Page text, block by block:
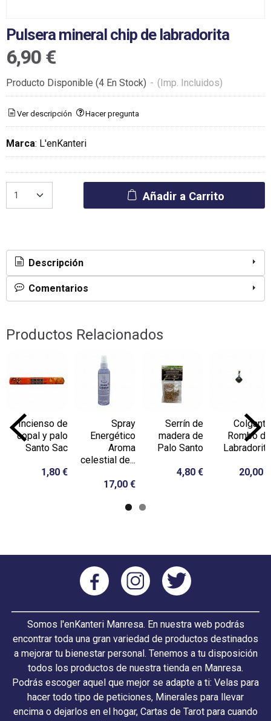
Pulsera mineral chip de labradorita
6,90 €
Producto Disponible (4 En Stock) - (Imp. Incluidos)
Ver descripción Hacer pregunta
Marca: L'enKanteri
Añadir a Carrito
Descripción
Comentarios
Productos Relacionados
Incienso de
copal y palo
Santo Sac
1,80 €
Spray
Energético
Aroma
celestial de...
17,00 €
Serrín de
madera de
Palo Santo
4,80 €
Colgante
Rombo de
Labradorita
20,00 €
Somos l'enKanteri Manresa. En nuestra web podrás
encontrar toda una gran variedad de productos destinados
a mejorar tu bienestar personal. Tenemos a tu disposición
todos los productos de nuestra tienda en Manresa.
Podrás escoger aquel que mejor se adapte a ti: Velas para
hacer todo tipo de peticiones, Minerales para llevar
encima o dejarlos en el hogar, Cartas de Tarot para cuando